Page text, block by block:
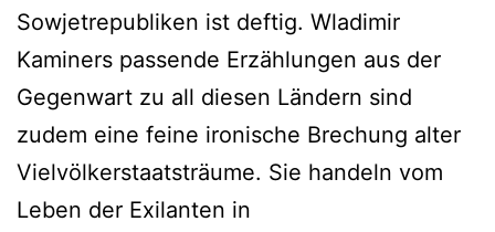
Sowjetrepubliken ist deftig. Wladimir
Kaminers passende Erzählungen aus der
Gegenwart zu all diesen Ländern sind
zudem eine feine ironische Brechung alter
Vielvölkerstaatsträume. Sie handeln vom
Leben der Exilanten in